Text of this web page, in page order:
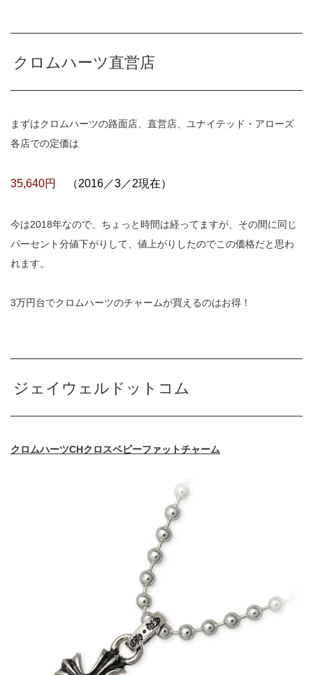
クロムハーツ直営店
まずはクロムハーツの路面店、直営店、ユナイテッド・アローズ
各店での定価は
35,640円 （2016／3／2現在）
今は2018年なので、ちょっと時間は経ってますが、その間に同じ
パーセント分値下がりして、値上がりしたのでこの価格だと思わ
れます。
3万円台でクロムハーツのチャームが買えるのはお得！
ジェイウェルドットコム
クロムハーツCHクロスベビーファットチャーム